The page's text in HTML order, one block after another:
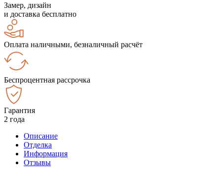
Замер, дизайн
и доставка бесплатно
Оплата наличными, безналичный расчёт
Беспроцентная рассрочка
Гарантия
2 года
Описание
Отделка
Информация
Отзывы